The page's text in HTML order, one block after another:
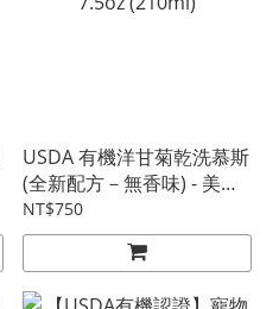
USDA 有機洋甘菊乾洗慕斯
(全新配方－無香味) - 美國
自然獸醫認證，貓犬通用
7.5oz (210ml)
NT$750